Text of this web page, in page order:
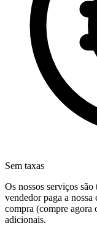
Sem taxas
Os nossos serviços
vendedor paga a
compra (compre agora
adicionais.